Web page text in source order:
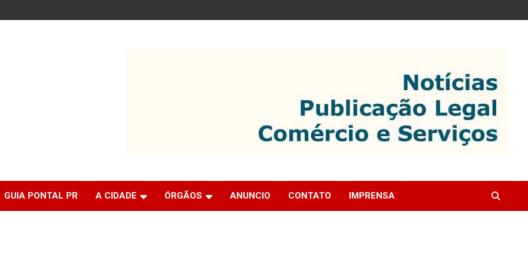
GUIA PONTAL PR A CIDADE ÓRGÃOS ANUNCIO CONTATO IMPRENSA